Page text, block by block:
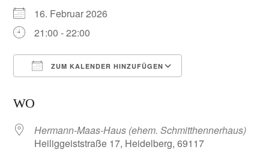
16. Februar 2026
21:00 - 22:00
ZUM KALENDER HINZUFÜGEN
WO
Hermann-Maas-Haus (ehem. Schmitthennerhaus)
Heiliggeiststraße 17, Heidelberg, 69117